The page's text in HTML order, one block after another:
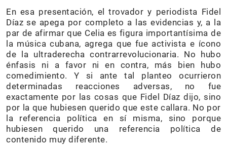
En esa presentación, el trovador y periodista Fidel
Díaz se apega por completo a las evidencias y, a la
par de afirmar que Celia es figura importantísima de
la música cubana, agrega que fue activista e ícono
de la ultraderecha contrarrevolucionaria. No hubo
énfasis ni a favor ni en contra, más bien hubo
comedimiento. Y si ante tal planteo ocurrieron
determinadas reacciones adversas, no fue
exactamente por las cosas que Fidel Díaz dijo, sino
por la que hubiesen querido que este callara. No por
la referencia política en sí misma, sino porque
hubiesen querido una referencia política de
contenido muy diferente.